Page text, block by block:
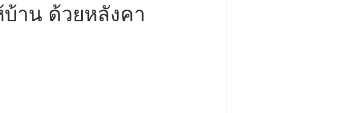
าน ด้วยหลังคา